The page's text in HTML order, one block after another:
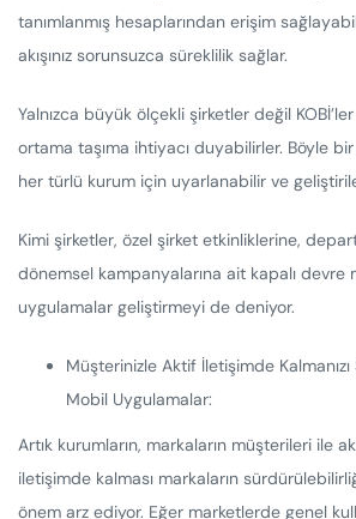
tanımlanmış hesaplarından erişim
akışınız sorunsuzca süreklilik sağlar.
Yalnızca büyük ölçekli şirketler değil
ortama taşıma ihtiyacı duyabilirler. Böyle
her türlü kurum için uyarlanabilir ve
Kimi şirketler, özel şirket etkinliklerine,
dönemsel kampanyalarına ait kapalı devre
uygulamalar geliştirmeyi de deniyor.
Müşterinizle Aktif İletişimde
Mobil Uygulamalar:
Artık kurumların, markaların müşterileri ile
iletişimde kalması markaların
önem arz ediyor. Eğer marketlerde genel